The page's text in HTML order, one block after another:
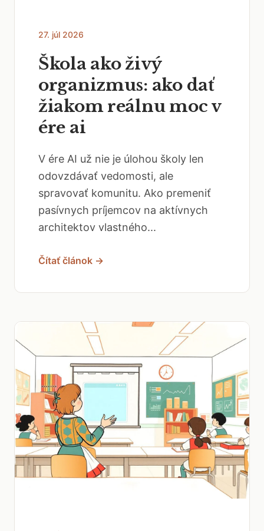
27. júl 2026
Škola ako živý
organizmus: ako dať
žiakom reálnu moc v
ére ai
V ére AI už nie je úlohou školy len
odovzdávať vedomosti, ale
spravovať komunitu. Ako premeniť
pasívnych príjemcov na aktívnych
architektov vlastného...
Čítať článok →